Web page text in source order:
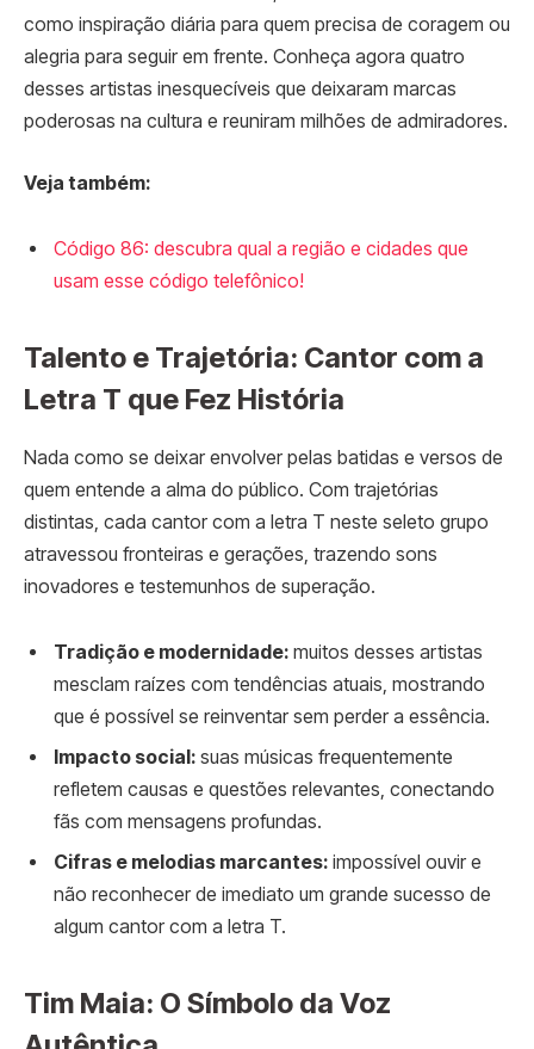
como inspiração diária para quem precisa de coragem ou
alegria para seguir em frente. Conheça agora quatro
desses artistas inesquecíveis que deixaram marcas
poderosas na cultura e reuniram milhões de admiradores.
Veja também:
Código 86: descubra qual a região e cidades que
usam esse código telefônico!
Talento e Trajetória: Cantor com a
Letra T que Fez História
Nada como se deixar envolver pelas batidas e versos de
quem entende a alma do público. Com trajetórias
distintas, cada cantor com a letra T neste seleto grupo
atravessou fronteiras e gerações, trazendo sons
inovadores e testemunhos de superação.
Tradição e modernidade: muitos desses artistas
mesclam raízes com tendências atuais, mostrando
que é possível se reinventar sem perder a essência.
Impacto social: suas músicas frequentemente
refletem causas e questões relevantes, conectando
fãs com mensagens profundas.
Cifras e melodias marcantes: impossível ouvir e
não reconhecer de imediato um grande sucesso de
algum cantor com a letra T.
Tim Maia: O Símbolo da Voz